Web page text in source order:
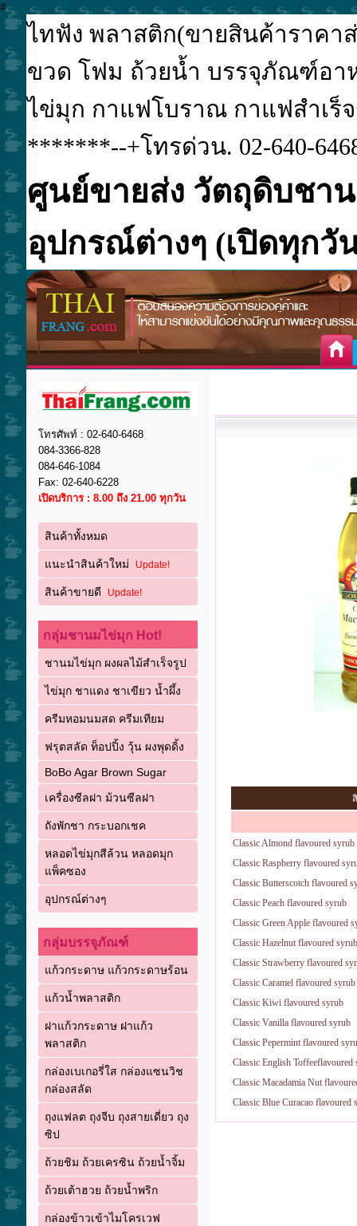
#
ไทฟัง พลาสติก(ขายสินค้าราค
ขวด โฟม ถ้วยน้ำ บรรจุภัณฑ์อา
ไข่มุก กาแฟโบราณ กาแฟสำเร็
*******--+โทรด่วน. 02-640-
ศูนย์ขายส่ง วัตถุดิบชา
อุปกรณ์ต่างๆ (เปิดทุกวั
โทรศัพท์ : 02-640-6468
084-3366-828
084-646-1084
Fax: 02-640-6228
เปิดบริการ : 8.00 ถึง 21.00 ทุกวัน
สินค้าทั้งหมด
แนะนำสินค้าใหม่ Update!
สินค้าขายดี Update!
กลุ่มชานมไข่มุก Hot!
ชานมไข่มุก ผงผลไม้สำเร็จรูป
ไข่มุก ชาแดง ชาเขียว น้ำผึ้ง
ครีมหอมนมสด ครีมเทียม
ฟรุตสลัด ท็อปปิ้ง วุ้น ผงพุดดิ้ง
BoBo Agar Brown Sugar
เครื่องซีลฝา ม้วนซีลฝา
ถังพักชา กระบอกเชค
หลอดไข่มุกสีล้วน หลอดมุก
แพ็คซอง
อุปกรณ์ต่างๆ
กลุ่มบรรจุภัณฑ์
แก้วกระดาษ แก้วกระดาษร้อน
แก้วน้ำพลาสติก
ฝาแก้วกระดาษ ฝาแก้ว
พลาสติก
กล่องเบเกอรี่ใส กล่องแซนวิช
กล่องสลัด
ถุงแฟลต ถุงจีบ ถุงสายเดี่ยว ถุง
ซิป
ถ้วยชิม ถ้วยเครซิน ถ้วยน้ำจิ้ม
ถ้วยเต้าฮวย ถ้วยน้ำพริก
กล่องข้าวเข้าไมโครเวฟ
Classic Almond flavoured syrub
Classic Raspberry flavoured
Classic Butterscotch flavoured
Classic Peach flavoured syrub
Classic Green Apple flavoured
Classic Hazelnut flavoured syrub
Classic Strawberry flavoured
Classic Caramel flavoured syrub
Classic Kiwi flavoured syrub
Classic Vanilla flavoured syrub
Classic Pepermint flavoured
Classic English Toffeeflavoured
Classic Macadamia Nut
Classic Blue Curacao flavoured